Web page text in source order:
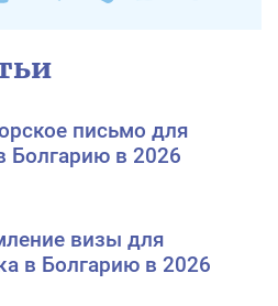
письмо для
Болгарию в 2026
визы для
в Болгарию в 2026